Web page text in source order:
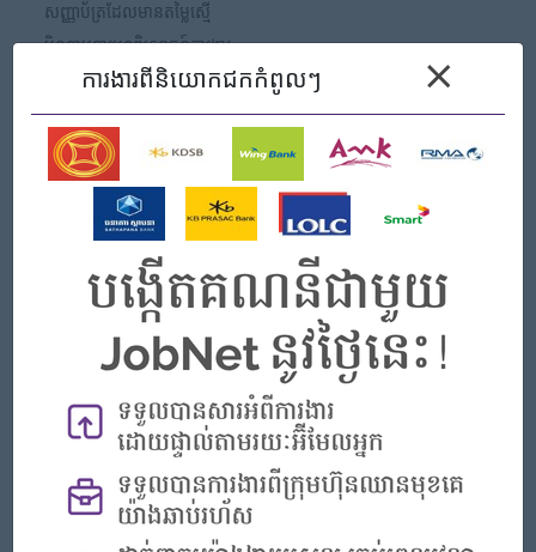
សញ្ញាប័ត្រដែលមានតម្លៃស្មើ
មិនទាមទារបទពិសោធន៍ការងារ
ចូលចិត្តក្នុងការរៀនសូត្របន្ថែម និងទទួលមតិកែលំអ
មានទំនាក់ទំនងល្អ មានជំនាញប្រាស្រ័យទាក់ទង មានភាពស្មោះត្រង់ និងពូកែ
ដោះស្រាយបញ្ហា
មានឆន្ទៈធ្វើការយ៉ាងជិតស្និទ្ធិជាមួយសហគមន៍ អតិថិជនគោលដៅ ឬភាគីពាក់ព័ន្ធ
ត្រូវចេះអានភាសាអង់គ្លេស​ និង​អាចប្រើប្រាស់កុំព្យូទ័របានបន្តិចបន្តួច។
អត្ថប្រយោជន៍ដែលទទួលបាន៖
ទទួលបានប្រាក់ឧបត្ថម្ភប្រចាំខែ
ទទួលបានការគាំពារពី បេឡាជាតិសន្តិសុខសង្គម និងធានារ៉ាប់រងអាយុជីវិត
២៤ម៉ោង (បសស)
ឱកាសទទួលបានការអភិវឌ្ឍខ្លួន ​និងវគ្គបណ្តុះបណ្តាលលើវិស័យធនាគារ
និងមីក្រូហិរញ្ញវត្ថុ
ទទួលបានបទពិសោធន៍លើការផ្សព្វផ្សាយ ការទម្លាក់ទុន ការប្រមូលប្រាក់កម្ចី និង
ការវាយតម្លៃកម្ចី
ទទួលបានឱកាសខ្ពស់ក្លាយជាបុគ្គលិកពេញសិទ្ធិជាមួយ អេ អឹម ខេ
ទទួលបានលិខិតបញ្ជាក់ការងារ​​​ពី អេ អឹម ខេ។
ការងារ​ពីនិយោកជកកំពូលៗ ×